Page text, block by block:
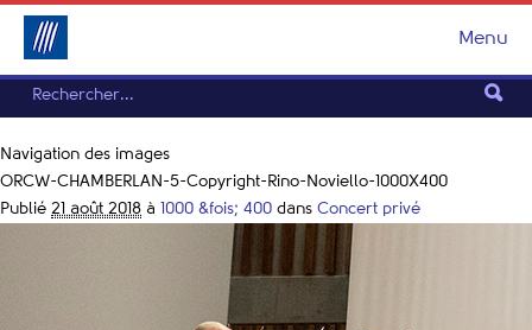
Menu
Navigation des images
ORCW-CHAMBERLAN-5-Copyright-Rino-Noviello-1000X400
Publié 21 août 2018 à 1000 &fois; 400 dans Concert privé